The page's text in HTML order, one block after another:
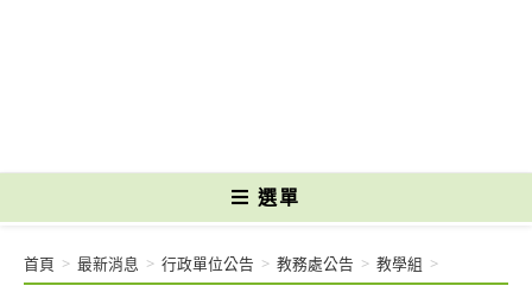
選單
首頁 > 最新消息 > 行政單位公告 > 教務處公告 > 教學組 >